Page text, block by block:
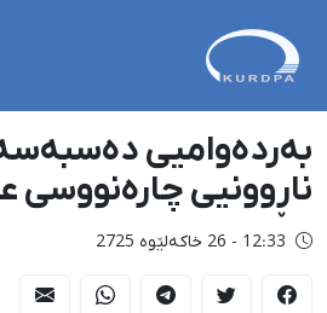
بەردەوامیی
ناڕوونیی چارەنووسی
12:33 - 26 خاکەلێوه 2725